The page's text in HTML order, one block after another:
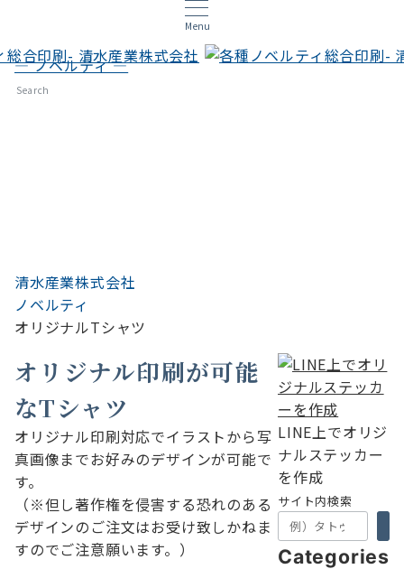
Menu
Search
— ノベルティ —
オリジナルTシャツ
清水産業株式会社
ノベルティ
オリジナルTシャツ
オリジナル印刷が可能
なTシャツ
オリジナル印刷対応でイラストから写
真画像までお好みのデザインが可能で
す。
（※但し著作権を侵害する恐れのある
デザインのご注文はお受け致しかねま
すのでご注意願います。）
LINE上でオリジ
ナルステッカー
を作成
サイト内検索
Categories